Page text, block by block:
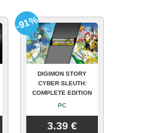
DIGIMON STORY
CYBER SLEUTH:
COMPLETE EDITION
PC
3.39 €
-91%